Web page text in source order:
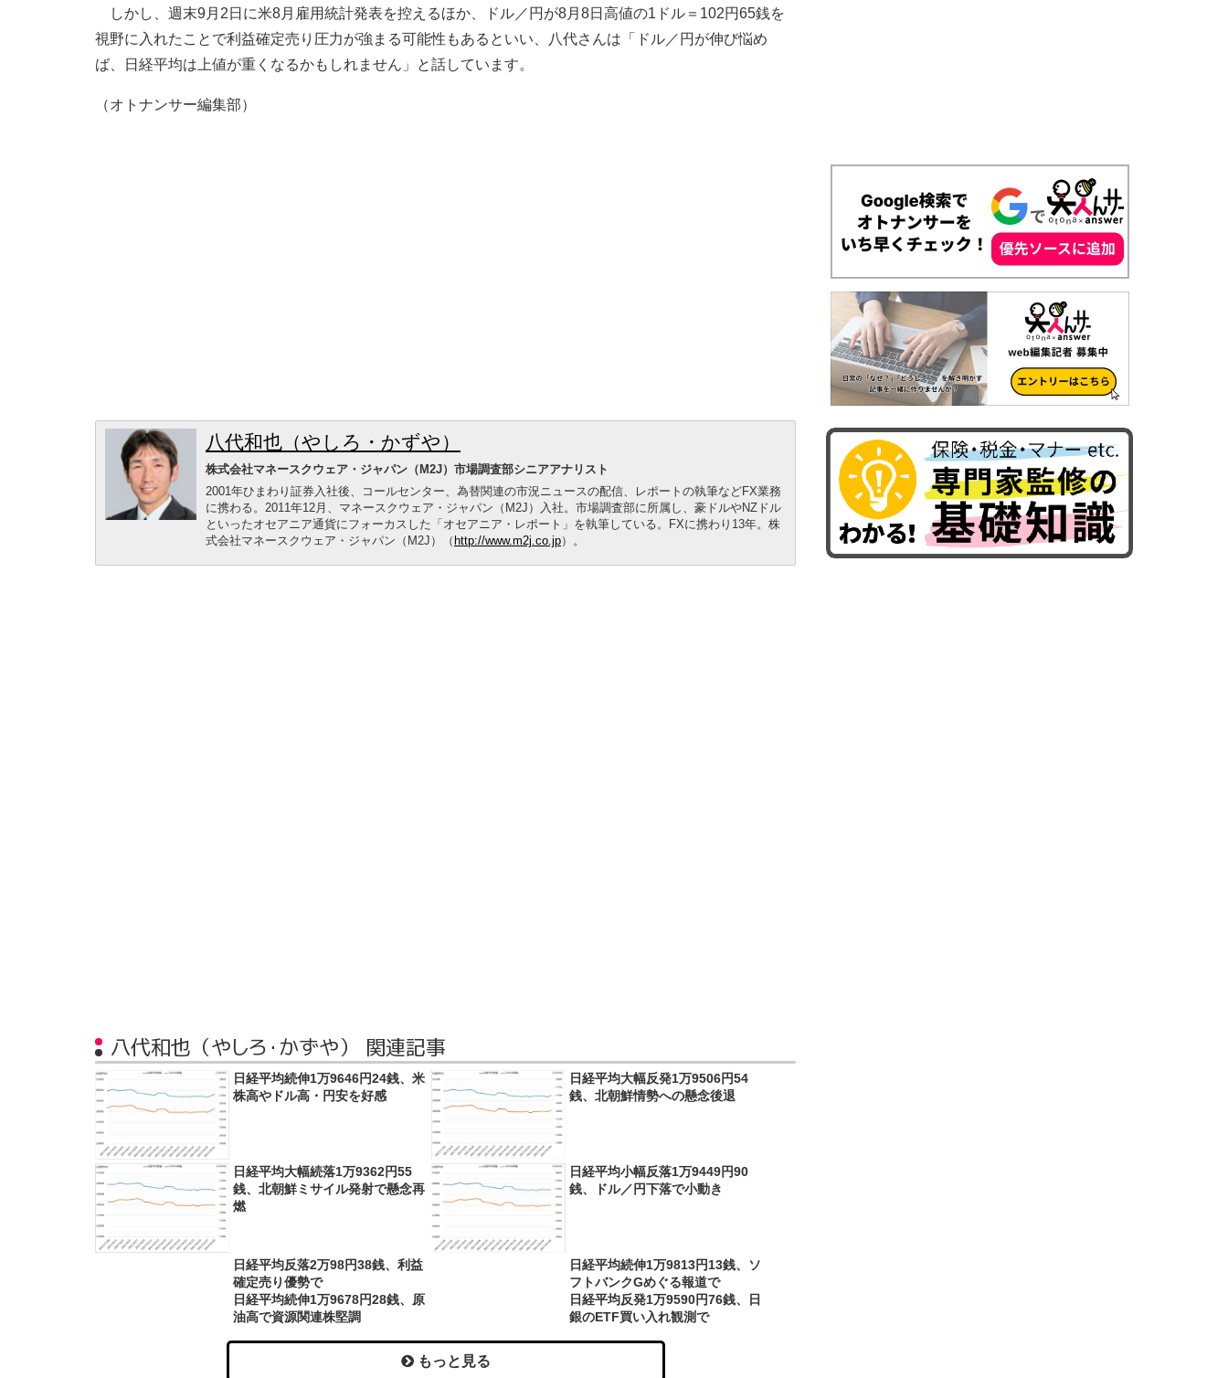
しかし、週末9月2日に米8月雇用統計発表を控えるほか、ドル／円が8月8日高値の1ドル＝102円65銭を
視野に入れたことで利益確定売り圧力が強まる可能性もあるといい、八代さんは「ドル／円が伸び悩め
ば、日経平均は上値が重くなるかもしれません」と話しています。
（オトナンサー編集部）
八代和也（やしろ・かずや）
株式会社マネースクウェア・ジャパン（M2J）市場調査部シニアアナリスト
2001年ひまわり証券入社後、コールセンター、為替関連の市況ニュースの配信、レポートの執筆などFX業務
に携わる。2011年12月、マネースクウェア・ジャパン（M2J）入社。市場調査部に所属し、豪ドルやNZドル
といったオセアニア通貨にフォーカスした「オセアニア・レポート」を執筆している。FXに携わり13年。株
式会社マネースクウェア・ジャパン（M2J）（ http://www.m2j.co.jp）。
八代和也（やしろ・かずや） 関連記事
日経平均続伸1万9646円24銭、米
株高やドル高・円安を好感
日経平均大幅反発1万9506円54
銭、北朝鮮情勢への懸念後退
日経平均大幅続落1万9362円55
銭、北朝鮮ミサイル発射で懸念再
燃
日経平均小幅反落1万9449円90
銭、ドル／円下落で小動き
日経平均反落2万98円38銭、利益
確定売り優勢で
日経平均続伸1万9813円13銭、ソ
フトバンクGめぐる報道で
日経平均続伸1万9678円28銭、原
油高で資源関連株堅調
日経平均反発1万9590円76銭、日
銀のETF買い入れ観測で
もっと見る